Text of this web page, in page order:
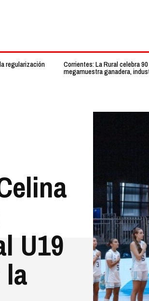
regularización Corrientes: La Rural celebra
megamuestra ganadera,
U19